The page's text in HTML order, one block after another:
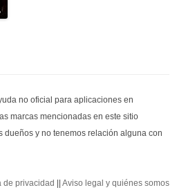
no oficial para aplicaciones en
marcas mencionadas en este sitio
dueños y no tenemos relación alguna con
de privacidad Aviso legal y quiénes somos